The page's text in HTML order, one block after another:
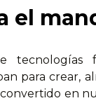
el
para crear,
en